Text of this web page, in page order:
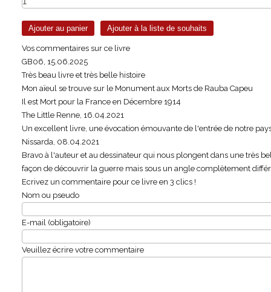
Vos commentaires sur ce livre
GB06, 15.06.2025
Très beau livre et très belle histoire
Mon aïeul se trouve sur le Monument aux Morts de Rauba Capeu
Il est Mort pour la France en Décembre 1914
The Little Renne, 16.04.2021
Un excellent livre, une évocation émouvante de l'entrée de notre
Nissarda, 08.04.2021
Bravo à l'auteur et au dessinateur qui nous plongent dans une très
façon de découvrir la guerre mais sous un angle complètement
Ecrivez un commentaire pour ce livre en 3 clics !
Nom ou pseudo
E-mail (obligatoire)
Veuillez écrire votre commentaire